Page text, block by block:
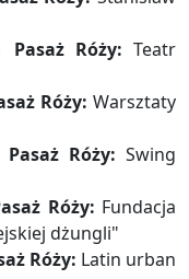
Róży: Teatr
Róży: Warsztaty
Róży: Swing
Róży: Fundacja
dżungli"
Róży: Latin urban